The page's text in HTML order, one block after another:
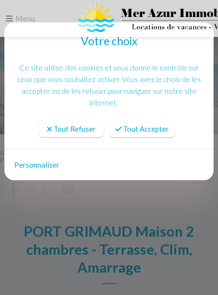
Menu
Accueil
PORT GRIMAUD Maison 2 chambres - Terrasse, Clim, Amarrage
PORT GRIMAUD Maison 2
chambres - Terrasse, Clim,
Amarrage
Votre choix
Ce site utilise des cookies et vous donne le contrôle sur
ceux que vous souhaitez activer. Vous avez le choix de les
accepter ou de les refuser pour naviguer sur notre site
internet.
Tout Refuser Tout Accepter
Personnaliser